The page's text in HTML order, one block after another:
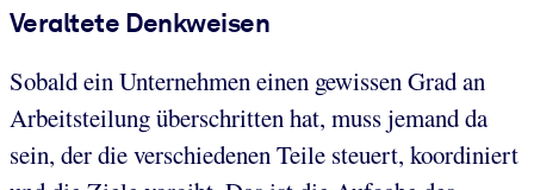
Veraltete Denkweisen
Sobald ein Unternehmen einen gewissen Grad an
Arbeitsteilung überschritten hat, muss jemand da
sein, der die verschiedenen Teile steuert, koordiniert